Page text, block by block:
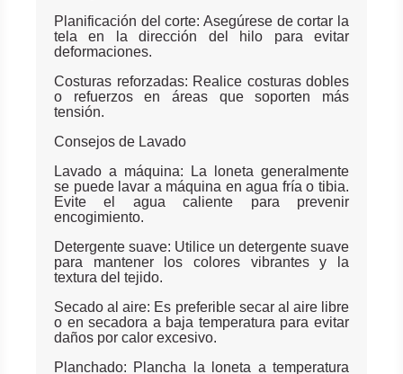
Planificación del corte: Asegúrese de cortar la
tela en la dirección del hilo para evitar
deformaciones.
Costuras reforzadas: Realice costuras dobles
o refuerzos en áreas que soporten más
tensión.
Consejos de Lavado
Lavado a máquina: La loneta generalmente
se puede lavar a máquina en agua fría o tibia.
Evite el agua caliente para prevenir
encogimiento.
Detergente suave: Utilice un detergente suave
para mantener los colores vibrantes y la
textura del tejido.
Secado al aire: Es preferible secar al aire libre
o en secadora a baja temperatura para evitar
daños por calor excesivo.
Planchado: Plancha la loneta a temperatura